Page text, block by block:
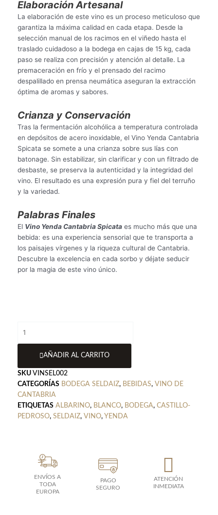
Elaboración Artesanal
La elaboración de este vino es un proceso meticuloso que
garantiza la máxima calidad en cada etapa. Desde la
selección manual de los racimos en el viñedo hasta el
traslado cuidadoso a la bodega en cajas de 15 kg, cada
paso se realiza con precisión y atención al detalle. La
premaceración en frío y el prensado del racimo
despalillado en prensa neumática aseguran la extracción
óptima de aromas y sabores.
Crianza y Conservación
Tras la fermentación alcohólica a temperatura controlada
en depósitos de acero inoxidable, el Vino Yenda Cantabria
Spicata se somete a una crianza sobre sus lías con
batonage. Sin estabilizar, sin clarificar y con un filtrado de
desbaste, se preserva la autenticidad y la integridad del
vino. El resultado es una expresión pura y fiel del terruño
y la variedad.
Palabras Finales
El Vino Yenda Cantabria Spicataes mucho más que una
bebida: es una experiencia sensorial que te transporta a
los paisajes vírgenes y la riqueza cultural de Cantabria.
Descubre la excelencia en cada sorbo y déjate seducir
por la magia de este vino único.
Yenda
cantidadAÑADIR AL CARRITO
SKU VINSEL002
CATEGORÍAS BODEGA SELDAIZ, BEBIDAS, VINO DE
CANTABRIA
ETIQUETAS ALBARINO, BLANCO, BODEGA, CASTILLO-
PEDROSO, SELDAIZ, VINO, YENDA
ENVÍOS A
TODA
EUROPA
PAGO
SEGURO
ATENCIÓN
INMEDIATA